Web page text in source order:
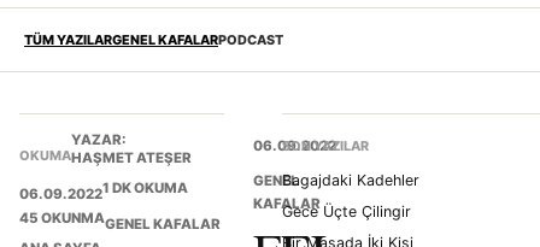
TÜM YAZILARGENEL KAFALARPODCAST
OKUMA
YAZAR:
HAŞMET ATEŞER
06.09.20221 DK OKUMA
45 OKUNMAGENEL KAFALAR
06.09.2022
GENEL
KAFALAR
SON YAZILAR
Bagajdaki Kadehler
Gece Üçte Çilingir
Bir Masada İki Kişi